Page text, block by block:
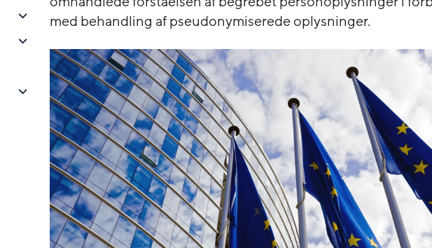
med behandling af pseudonymiserede oplysninger.